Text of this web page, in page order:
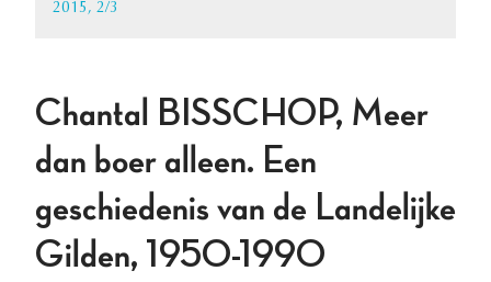
2015, 2/3
Chantal BISSCHOP, Meer
dan boer alleen. Een
geschiedenis van de Landelijke
Gilden, 1950-1990